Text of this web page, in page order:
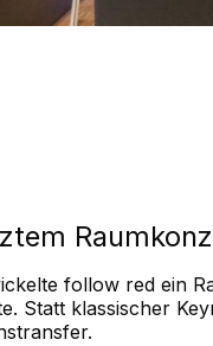
follow red ein
Statt klassischer